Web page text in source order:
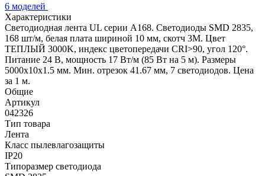
6 моделей
Характеристики
Светодиодная лента UL серии A168. Светодиоды SMD 2835,
168 шт/м, белая плата шириной 10 мм, скотч 3M. Цвет
ТЕПЛЫЙ 3000K, индекс цветопередачи CRI>90, угол 120°.
Питание 24 В, мощность 17 Вт/м (85 Вт на 5 м). Размеры
5000x10x1.5 мм. Мин. отрезок 41.67 мм, 7 светодиодов. Цена
за 1 м.
Общие
Артикул
042326
Тип товара
Лента
Класс пылевлагозащиты
IP20
Типоразмер светодиода